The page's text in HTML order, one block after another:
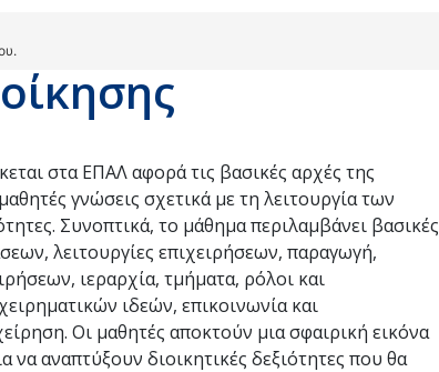
στα ΕΠΑΛ αφορά τις βασικές αρχές της
γνώσεις σχετικά με τη λειτουργία των
Συνοπτικά, το μάθημα περιλαμβάνει βασικές
λειτουργίες επιχειρήσεων, παραγωγή,
ιεραρχία, τμήματα, ρόλοι και
ιδεών, επικοινωνία και
Οι μαθητές αποκτούν μια σφαιρική εικόνα
να αναπτύξουν διοικητικές δεξιότητες που θα